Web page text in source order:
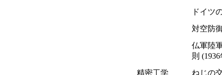
ドイツ
対空防
仏軍陸
則
精密工学
ねじの